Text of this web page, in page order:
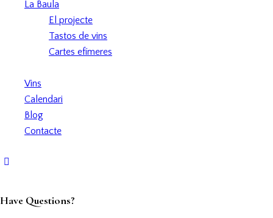
La Baula
El projecte
Tastos de vins
Cartes efímeres
Vins
Calendari
Blog
Contacte
Have Questions?